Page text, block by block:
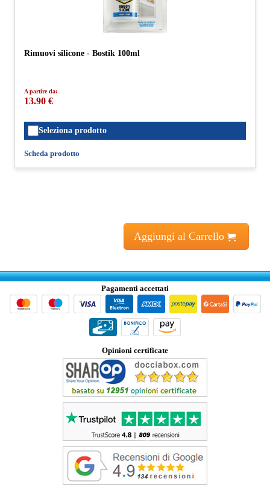
Rimuovi silicone - Bostik 100ml
A partire da:
13.90 €
Seleziona prodotto
Scheda prodotto
Aggiungi al Carrello
Pagamenti accettati
Opinioni certificate